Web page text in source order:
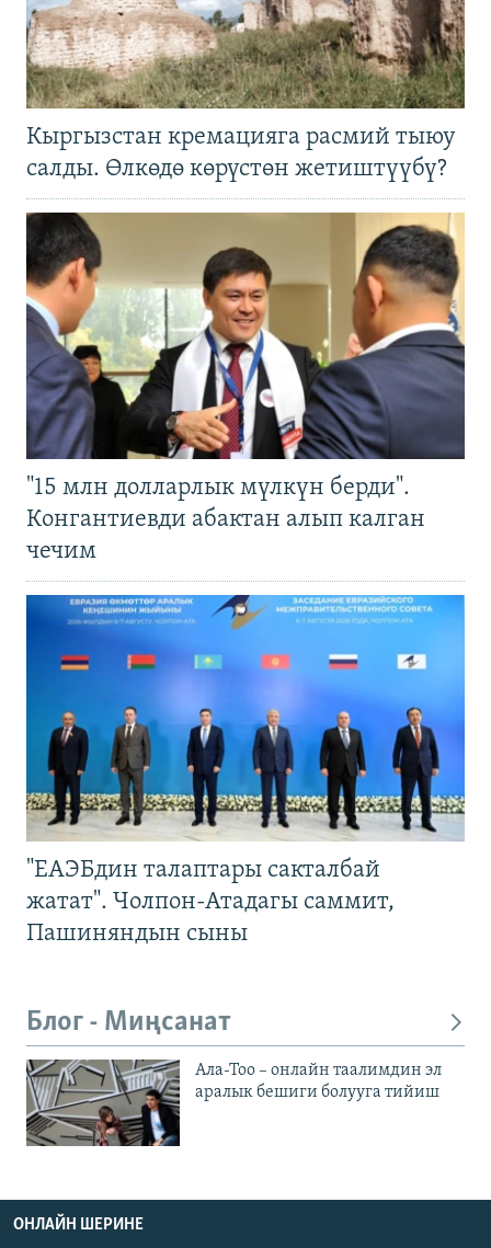
Кыргызстан кремацияга расмий тыюу
салды. Өлкөдө көрүстөн жетиштүүбү?
"15 млн долларлык мүлкүн берди".
Конгантиевди абактан алып калган
чечим
"ЕАЭБдин талаптары сакталбай
жатат". Чолпон-Атадагы саммит,
Пашиняндын сыны
Блог - Миңсанат
Ала-Тоо – онлайн таалимдин эл
аралык бешиги болууга тийиш
ОНЛАЙН ШЕРИНЕ